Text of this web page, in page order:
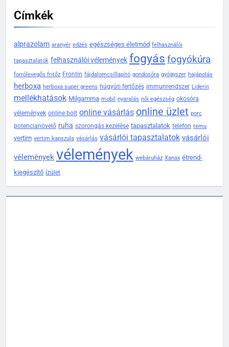
Címkék
alprazolam aranyér edzés egészséges életmód felhasználói
tapasztalatok felhasználói vélemények fogyás fogyókúra
forrólevegős fritőz Frontin fájdalomcsillapító gondosóra gyógyszer hajápolás
herboxa herboxa super greens húgyúti fertőzés immunrendszer Liderin
mellékhatások Milgamma mobil nyaralás női egészség okosóra
vélemények online bolt online vásárlás online üzlet porc
potencianövelő ruha szorongás kezelése tapasztalatok telefon temu
vertim vertim kapszula vásárlás vásárlói tapasztalatok vásárlói
vélemények vélemények webáruház Xanax étrend-
kiegészítő ízület